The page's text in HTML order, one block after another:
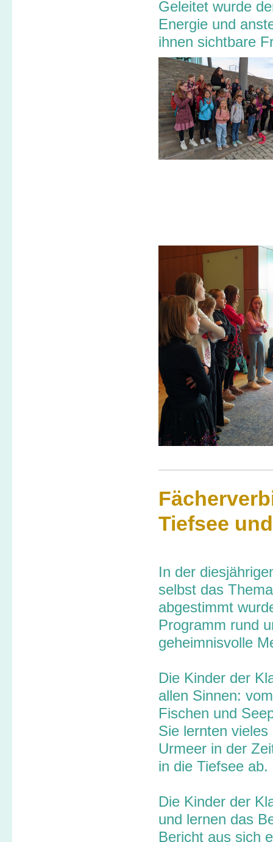
Geleitet wurde
Energie und
ihnen sichtbare
Tiefsee
In der
selbst das
abgestimmt
Programm rund
geheimnisvolle
Die Kinder der
allen Sinnen:
Fischen und
Sie lernten
Urmeer in der
in die Tiefsee ab.
Die Kinder der
und lernen das
Bericht aus sich